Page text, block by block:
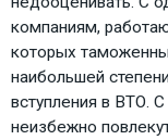
компаниям,
которых
наибольшей
вступления в ВТО.
неизбежно